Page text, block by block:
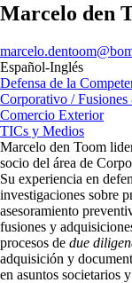
Marcelo den
Español-Inglés
Defensa de la
Corporativo /
Comercio Exterior
TICs y Medios​
Marcelo den Toom
socio del área de
Su experiencia en
investigaciones sobre
asesoramiento
fusiones y
procesos de due
adquisición y
en asuntos societarios